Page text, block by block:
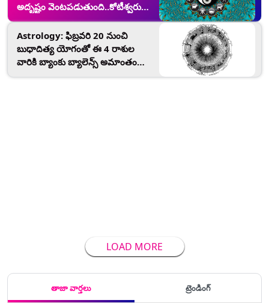
అదృష్టం వెంటపడుతుంది..కోటీశ్వరులు
అవడం ఖాయం..ఆస్తులు అమాంతం
పెరుగుతాయి..
Astrology: ఫిబ్రవరి 20 నుంచి
బుధాదిత్య యోగంతో ఈ 4 రాశుల
వారికి బ్యాంకు బ్యాలెన్స్ అమాంతం
LOAD MORE
తాజా వార్తలు ట్రెండింగ్